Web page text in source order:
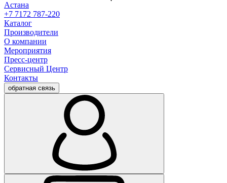
Астана
+7 7172 787-220
Каталог
Производители
О компании
Мероприятия
Пресс-центр
Сервисный Центр
Контакты
обратная связь